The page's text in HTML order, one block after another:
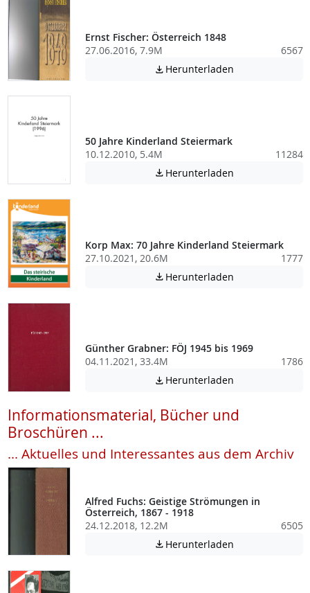
Ernst Fischer: Österreich 1848
27.06.2016, 7.9M
6567
 Herunterladen
50 Jahre Kinderland Steiermark
10.12.2010, 5.4M
11284
 Herunterladen
Korp Max: 70 Jahre Kinderland Steiermark
27.10.2021, 20.6M
1777
 Herunterladen
Günther Grabner: FÖJ 1945 bis 1969
04.11.2021, 33.4M
1786
 Herunterladen
Informationsmaterial, Bücher und
Broschüren ...
... Aktuelles und Interessantes aus dem Archiv
Alfred Fuchs: Geistige Strömungen in
Österreich, 1867 - 1918
24.12.2018, 12.2M
6505
 Herunterladen